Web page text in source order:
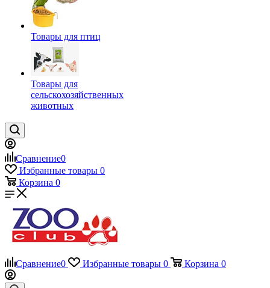
Товары для птиц
Товары для
сельскохозяйственных
животных
Сравнение0
Избранные товары 0
Корзина 0
Сравнение0 Избранные товары 0 Корзина 0